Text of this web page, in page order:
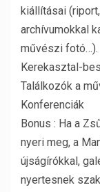
kiállításai
archívumokkal
művészi fotó…).
Kerekasztal-
Találkozók a
Konferenciák
Bonus : Ha a
nyeri meg, a
újságírókkal,
nyertesnek